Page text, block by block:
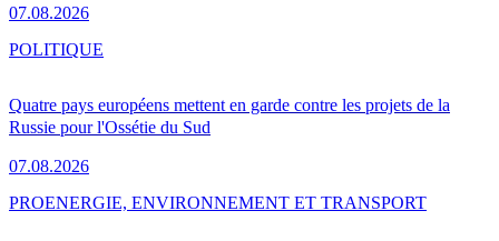
07.08.2026
Quatre pays européens mettent en garde contre les projets de la
Russie pour l'Ossétie du Sud
07.08.2026
POLITIQUE
PROENERGIE, ENVIRONNEMENT ET TRANSPORT